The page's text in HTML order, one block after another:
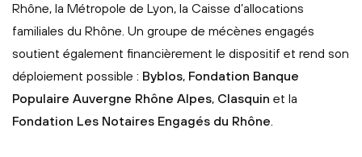
Rhône, la Métropole de Lyon, la Caisse d’allocations
familiales du Rhône. Un groupe de mécènes engagés
soutient également financièrement le dispositif et rend son
déploiement possible : Byblos, Fondation Banque
Populaire Auvergne Rhône Alpes, Clasquin et la
Fondation Les Notaires Engagés du Rhône